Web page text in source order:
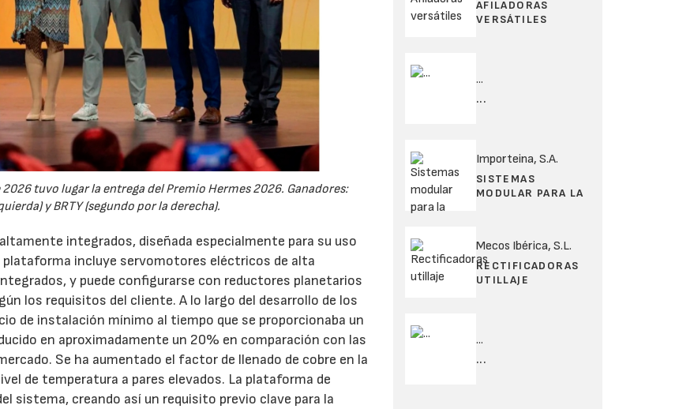
tuvo lugar la entrega del Premio Hermes 2026. Ganadores:
y BRTY (segundo por la derecha).
integrados, diseñada especialmente para su uso
incluye servomotores eléctricos de alta
y puede configurarse con reductores planetarios
los requisitos del cliente. A lo largo del desarrollo de los
de instalación mínimo al tiempo que se proporcionaba un
en aproximadamente un 20% en comparación con las
Se ha aumentado el factor de llenado de cobre en la
de temperatura a pares elevados. La plataforma de
sistema, creando así un requisito previo clave para la
AFILADORAS
VERSÁTILES
...
...
Importeina, S.A.
SISTEMAS
MODULAR PARA LA
Mecos Ibérica, S.L.
RECTIFICADORAS
UTILLAJE
...
...